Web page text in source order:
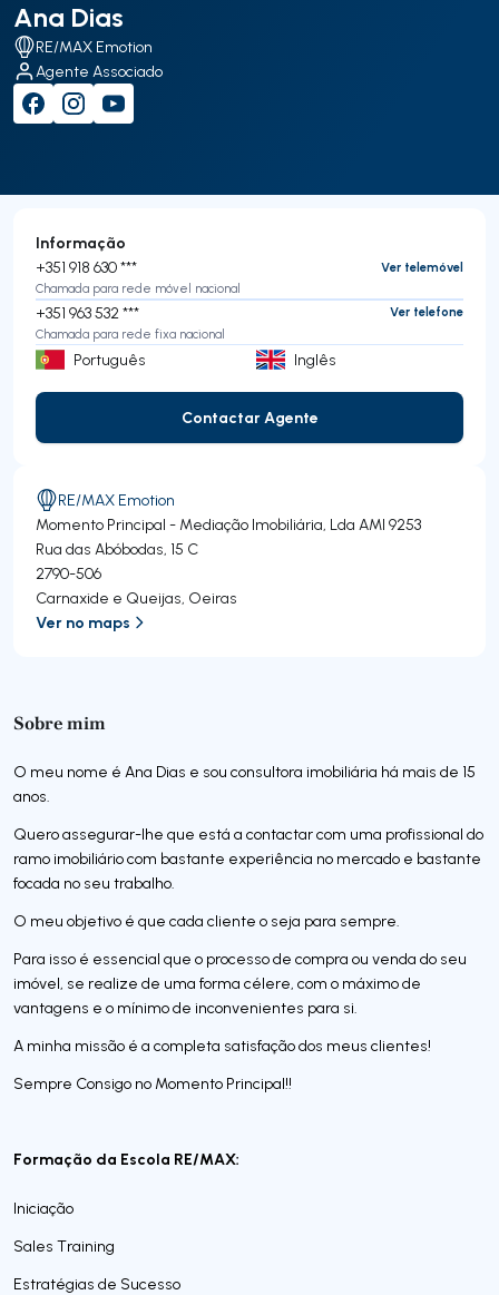
Ana Dias
RE/MAX Emotion
Agente Associado
Sobre mim
O meu nome é Ana Dias e sou consultora imobiliária há mais de 15
anos.
Quero assegurar-lhe que está a contactar com uma profissional do
ramo imobiliário com bastante experiência no mercado e bastante
focada no seu trabalho.
O meu objetivo é que cada cliente o seja para sempre.
Para isso é essencial que o processo de compra ou venda do seu
imóvel, se realize de uma forma célere, com o máximo de
vantagens e o mínimo de inconvenientes para si.
A minha missão é a completa satisfação dos meus clientes!
Sempre Consigo no Momento Principal!!
Formação da Escola RE/MAX:
Iniciação
Sales Training
Estratégias de Sucesso
Informação
+351 918 630 ***
Ver telemóvel
Chamada para rede móvel nacional
+351 963 532 ***
Ver telefone
Chamada para rede fixa nacional
Português Inglês
Contactar Agente
Contactar Agente
RE/MAX Emotion
Momento Principal - Mediação Imobiliária, Lda AMI 9253
Rua das Abóbodas, 15 C
2790-506
Carnaxide e Queijas, Oeiras
Ver no maps